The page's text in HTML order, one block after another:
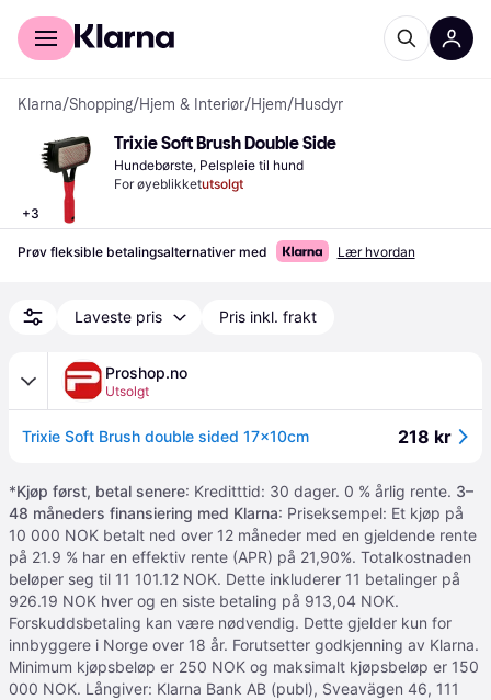
For kunder
Klarna/Shopping/Hjem & Interiør/Hjem/Husdyr
+3
Trixie Soft Brush Double Side
Hundebørste, Pelspleie til hund
For øyeblikketutsolgt
Prøv fleksible betalingsalternativer med Lær hvordan
Laveste pris Pris inkl. frakt
Proshop.no
Utsolgt
Trixie Soft Brush double sided 17x10cm 218 kr
*Kjøp først, betal senere: Kreditttid: 30 dager. 0 % årlig rente. 3–
48 måneders finansiering med Klarna: Priseksempel: Et kjøp på
10 000 NOK betalt ned over 12 måneder med en gjeldende rente
på 21.9 % har en effektiv rente (APR) på 21,90%. Totalkostnaden
beløper seg til 11 101.12 NOK. Dette inkluderer 11 betalinger på
926.19 NOK hver og en siste betaling på 913,04 NOK.
Forskuddsbetaling kan være nødvendig. Dette gjelder kun for
innbyggere i Norge over 18 år. Forutsetter godkjenning av Klarna.
Minimum kjøpsbeløp er 250 NOK og maksimalt kjøpsbeløp er 150
000 NOK. Långiver: Klarna Bank AB (publ), Sveavägen 46, 111